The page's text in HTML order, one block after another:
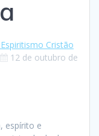
Cristão
12 de outubro de
espírito e